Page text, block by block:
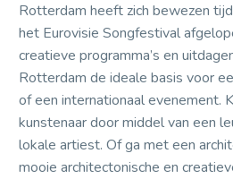
Rotterdam heeft zich bewezen
het Eurovisie Songfestival
creatieve programma’s en
Rotterdam de ideale basis voor
of een internationaal evenement.
kunstenaar door middel van een
lokale artiest. Of ga met een
mooie architectonische en